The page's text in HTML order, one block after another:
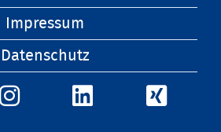
Impressum
Datenschutz